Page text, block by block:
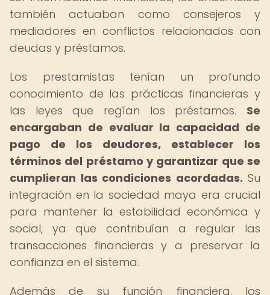
también actuaban como consejeros y
mediadores en conflictos relacionados con
deudas y préstamos.
Los prestamistas tenían un profundo
conocimiento de las prácticas financieras y
las leyes que regían los préstamos. Se
encargaban de evaluar la capacidad de
pago de los deudores, establecer los
términos del préstamo y garantizar que se
cumplieran las condiciones acordadas. Su
integración en la sociedad maya era crucial
para mantener la estabilidad económica y
social, ya que contribuían a regular las
transacciones financieras y a preservar la
confianza en el sistema.
Además de su función financiera, los